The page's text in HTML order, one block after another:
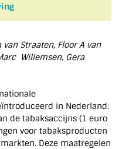
van Straaten, Floor A van
Willemsen, Gera
in Nederland:
de tabaksaccijns (1 euro
voor tabaksproducten
Deze maatregelen